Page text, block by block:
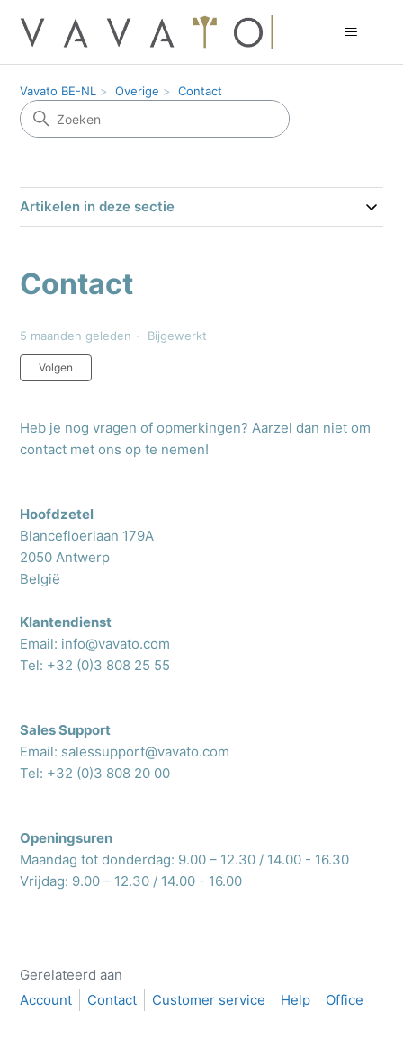
Vavato BE-NL Overige Contact
Artikelen in deze sectie
Contact
5 maanden geleden Bijgewerkt
Volgen
Heb je nog vragen of opmerkingen? Aarzel dan niet om
contact met ons op te nemen!
Hoofdzetel
Blancefloerlaan 179A
2050 Antwerp
België
Klantendienst
Email: info@vavato.com
Tel: +32 (0)3 808 25 55
Sales Support
Email: salessupport@vavato.com
Tel: +32 (0)3 808 20 00
Openingsuren
Maandag tot donderdag: 9.00 – 12.30 / 14.00 - 16.30
Vrijdag: 9.00 – 12.30 / 14.00 - 16.00
Gerelateerd aan
Account
Contact Customer service Help Office